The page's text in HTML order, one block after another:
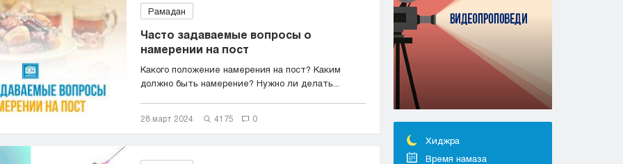
Кокшетау
Костанай
Кызылорда
Павлодар
Петропавловск
Талдыкорган
Тараз
Туркестан
Рамадан
Часто задаваемые вопросы о
намерении на пост
Какого положение намерения на пост? Каким
должно быть намерение? Нужно ли делать...
28 март 2024 4175 0
Хиджра
Время намаза